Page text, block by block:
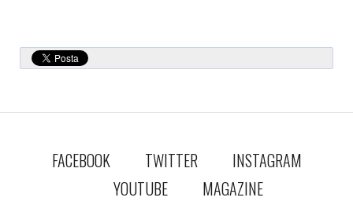
FACEBOOK TWITTER
INSTAGRAM
YOUTUBE
MAGAZINE